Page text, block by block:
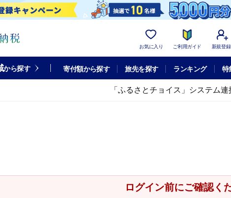
お気に入り ご利用ガイド 新規登録
から探す 寄付額から探す 旅先を探す ランキング 特
「ふるさとチョイス」システム連
ログイン前にご確認く